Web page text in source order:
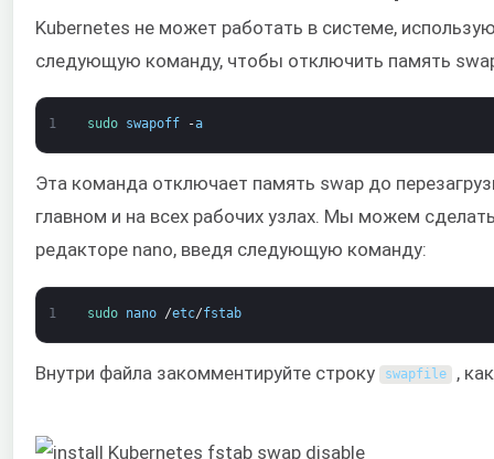
Kubernetes не может работать в системе,
следующую команду, чтобы отключить память
1 sudo swapoff -a
Эта команда отключает память swap до
главном и на всех рабочих узлах. Мы можем
редакторе nano, введя следующую команду:
1 sudo nano /etc/fstab
Внутри файла закомментируйте строку swapfile ,